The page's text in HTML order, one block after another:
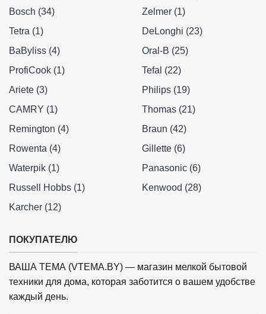
Bosch (34)
Zelmer (1)
Tetra (1)
DeLonghi (23)
BaByliss (4)
Oral-B (25)
ProfiCook (1)
Tefal (22)
Ariete (3)
Philips (19)
CAMRY (1)
Thomas (21)
Remington (4)
Braun (42)
Rowenta (4)
Gillette (6)
Waterpik (1)
Panasonic (6)
Russell Hobbs (1)
Kenwood (28)
Karcher (12)
ПОКУПАТЕЛЮ
ВАША ТЕМА (VTEMA.BY) — магазин мелкой бытовой
техники для дома, которая заботится о вашем удобстве
каждый день.